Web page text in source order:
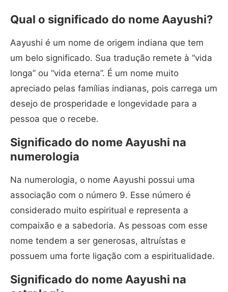
Qual o significado do nome Aayushi?
Aayushi é um nome de origem indiana que tem
um belo significado. Sua tradução remete à “vida
longa” ou “vida eterna”. É um nome muito
apreciado pelas famílias indianas, pois carrega um
desejo de prosperidade e longevidade para a
pessoa que o recebe.
Significado do nome Aayushi na
numerologia
Na numerologia, o nome Aayushi possui uma
associação com o número 9. Esse número é
considerado muito espiritual e representa a
compaixão e a sabedoria. As pessoas com esse
nome tendem a ser generosas, altruístas e
possuem uma forte ligação com a espiritualidade.
Significado do nome Aayushi na